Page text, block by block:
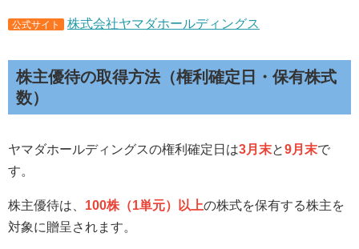
公式サイト 株式会社ヤマダホールディングス
株主優待の取得方法（権利確定日・保有株式
数）
ヤマダホールディングスの権利確定日は3月末と9月末で
す。
株主優待は、 100株（1単元）以上の株式を保有する株主を
対象に贈呈されます。